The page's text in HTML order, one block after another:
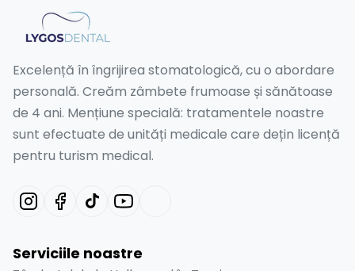
Excelență în îngrijirea stomatologică, cu o abordare
personală. Creăm zâmbete frumoase și sănătoase
de 4 ani. Mențiune specială: tratamentele noastre
sunt efectuate de unități medicale care dețin licență
pentru turism medical.
Serviciile noastre